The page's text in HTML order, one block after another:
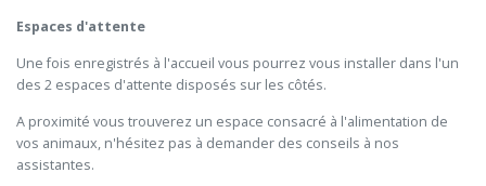
Espaces d'attente
Une fois enregistrés à l'accueil vous pourrez vous installer dans l'un
des 2 espaces d'attente disposés sur les côtés.
A proximité vous trouverez un espace consacré à l'alimentation de
vos animaux, n'hésitez pas à demander des conseils à nos
assistantes.